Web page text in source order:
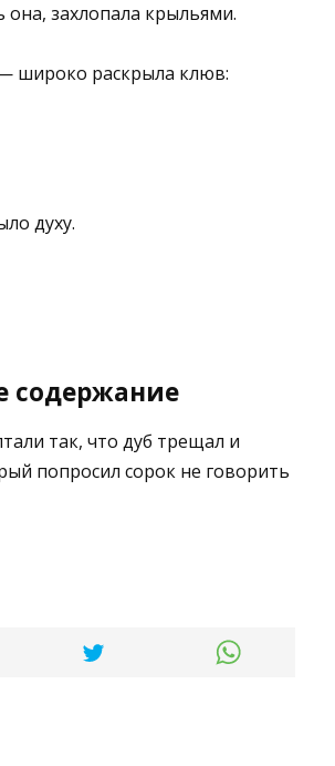
захлопала крыльями.
широко раскрыла клюв:
духу.
содержание
так, что дуб трещал и
попросил сорок не говорить